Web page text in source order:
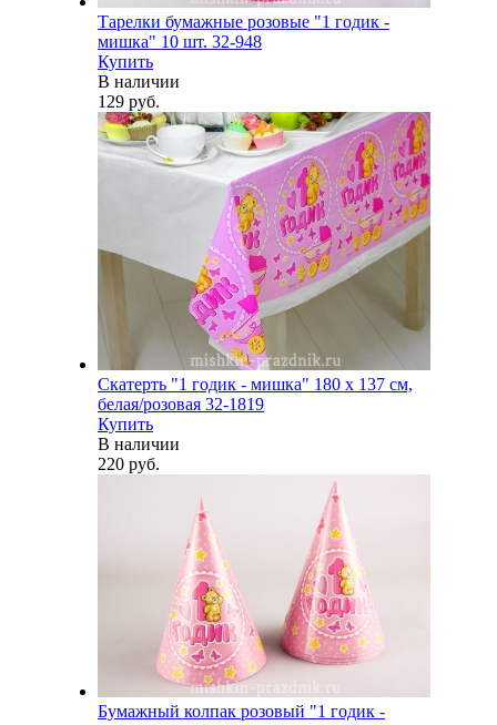
Тарелки бумажные розовые "1 годик -
мишка" 10 шт. 32-948
Купить
В наличии
129 руб.
Скатерть "1 годик - мишка" 180 х 137 см,
белая/розовая 32-1819
Купить
В наличии
220 руб.
Бумажный колпак розовый "1 годик -